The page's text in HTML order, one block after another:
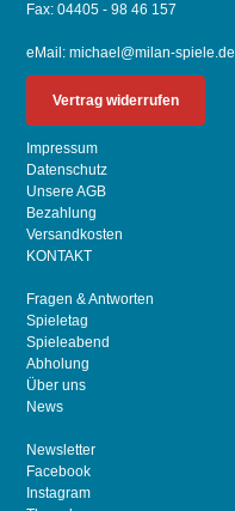
Fax: 04405 - 98 46 157
eMail:michael@milan-spiele.de
Vertrag widerrufen
Impressum
Datenschutz
Unsere AGB
Bezahlung
Versandkosten
KONTAKT
Fragen & Antworten
Spieletag
Spieleabend
Abholung
Über uns
News
Newsletter
Facebook
Instagram